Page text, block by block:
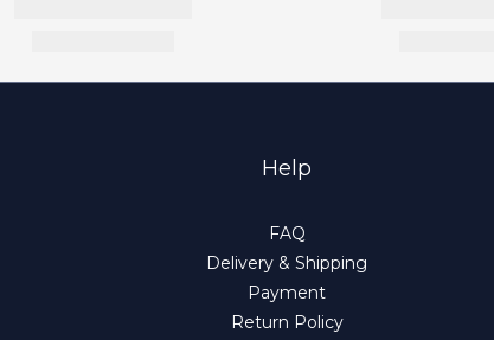
Help
FAQ
Delivery & Shipping
Payment
Return Policy